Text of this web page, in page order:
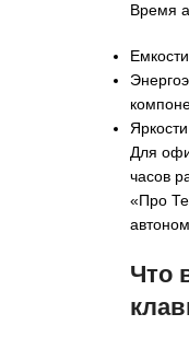
Время
Для
часов
«Про
Что